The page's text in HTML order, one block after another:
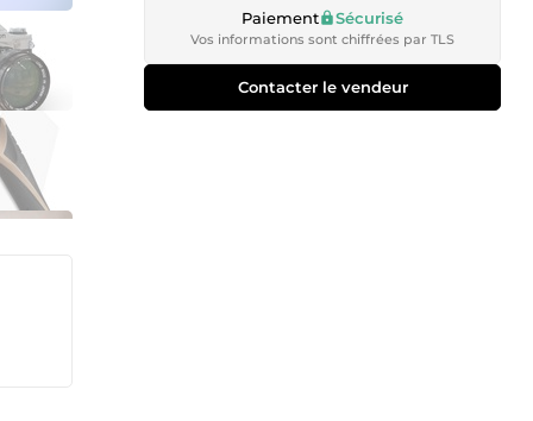
Paiement Sécurisé
Vos informations sont chiffrées par TLS
Contacter le vendeur